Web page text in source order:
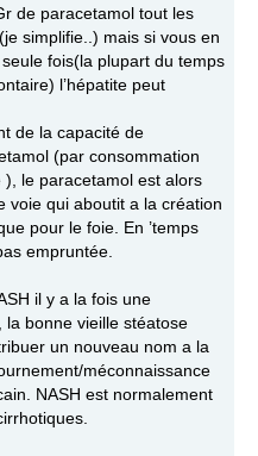
de paracetamol tout les
simplifie..) mais si vous en
fois(la plupart du temps
l’hépatite peut
de la capacité de
(par consommation
), le paracetamol est alors
voie qui aboutit a la création
pour le foie. En ’temps
empruntée.
il y a la fois une
bonne vieille stéatose
un nouveau nom a la
méconnaissance
NASH est normalement